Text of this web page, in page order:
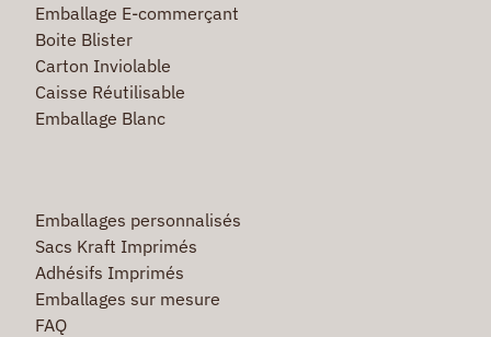
Emballage E-commerçant
Boite Blister
Carton Inviolable
Caisse Réutilisable
Emballage Blanc
Emballages personnalisés
Sacs Kraft Imprimés
Adhésifs Imprimés
Emballages sur mesure
FAQ